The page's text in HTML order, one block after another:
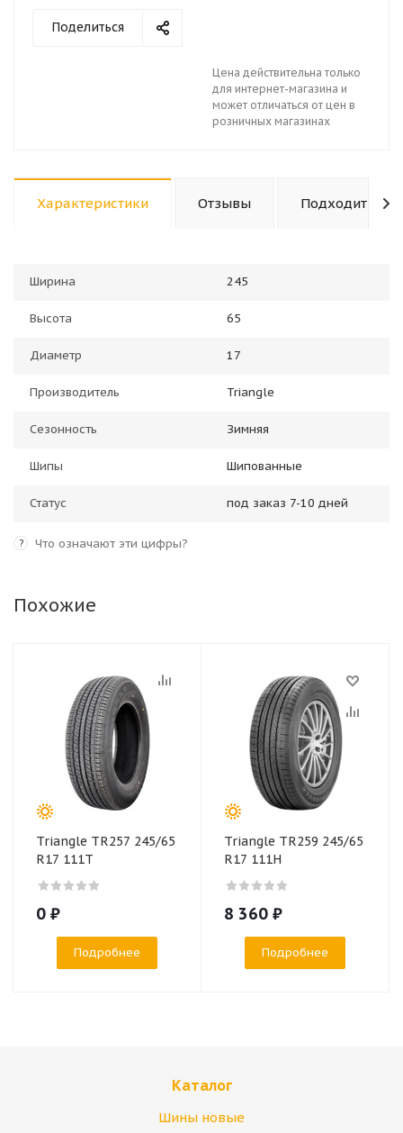
Поделиться
Цена действительна только
для интернет-магазина и
может отличаться от цен в
розничных магазинах
Характеристики Отзывы Подходит к
Ширина 245
Высота 65
Диаметр 17
Производитель Triangle
Сезонность Зимняя
Шипы Шипованные
Статус под заказ 7-10 дней
? Что означают эти цифры?
Похожие
Triangle TR257 245/65
R17 111T
0 ₽
Подробнее
Triangle TR259 245/65
R17 111H
8 360 ₽
Подробнее
Каталог
Шины новые